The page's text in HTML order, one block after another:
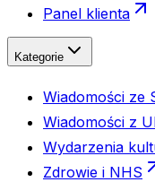
Panel klienta
Kategorie
Wiadomości ze
Wiadomości z
Wydarzenia
Zdrowie i NHS